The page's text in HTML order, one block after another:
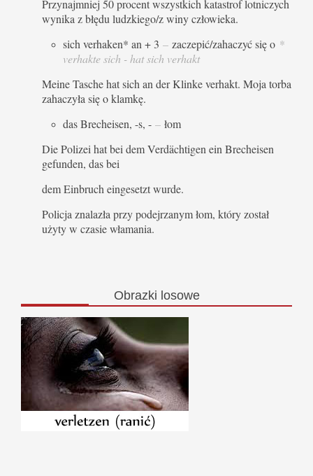
Przynajmniej 50 procent wszystkich katastrof lotniczych
wynika z błędu ludzkiego/z winy człowieka.
sich verhaken* an + 3 – zaczepić/zahaczyć się o *
verhakte sich - hat sich verhakt
Meine Tasche hat sich an der Klinke verhakt. Moja torba
zahaczyła się o klamkę.
das Brecheisen, -s, - – łom
Die Polizei hat bei dem Verdächtigen ein Brecheisen
gefunden, das bei
dem Einbruch eingesetzt wurde.
Policja znalazła przy podejrzanym łom, który został
użyty w czasie włamania.
Obrazki losowe